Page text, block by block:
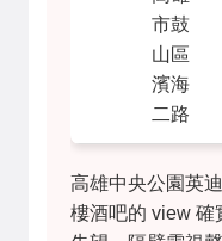
市鼓
山區
濱海
二路
高雄中央公園英
樓酒吧的 view 確